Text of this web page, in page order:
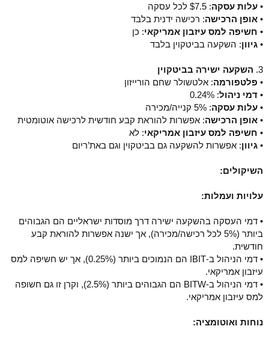
• עלות עסקה: $7.5 לכל עסקה
• אופן הרכישה: רכישה ידנית בלבד
• חשיפה למס עיזבון אמריקאי: כן
• גיוון: השקעה בביטקוין בלבד
3. השקעה ישירה בביטקוין
• פלטפורמה: אלטשולר שחם הורייזון
• דמי ניהול: 0.24%
• עלות עסקה: 5% קנייה/מכירה
• אופן הרכישה: אפשרות להוראת קבע חודשית לרכישה אוטומטית
• חשיפה למס עיזבון אמריקאי: לא
• גיוון: אפשרות להשקעה גם בביטקוין וגם באת’ריום
השיקולים:
עלויות ועמלות:
• דמי העסקה בהשקעה ישירה דרך מוסדות ישראליים הם הגבוהים
ביותר (5% לכל רכישה/מכירה), אך ישנה אפשרות להוראת קבע
חודשית.
• דמי הניהול ב-IBIT הם הנמוכים ביותר (0.25%), אך יש חשיפה למס
עיזבון אמריקאי.
• דמי הניהול ב-BITW הם הגבוהים ביותר (2.5%), וקרן זו גם חשופה
למס עיזבון אמריקאי.
נוחות ואוטומציה: